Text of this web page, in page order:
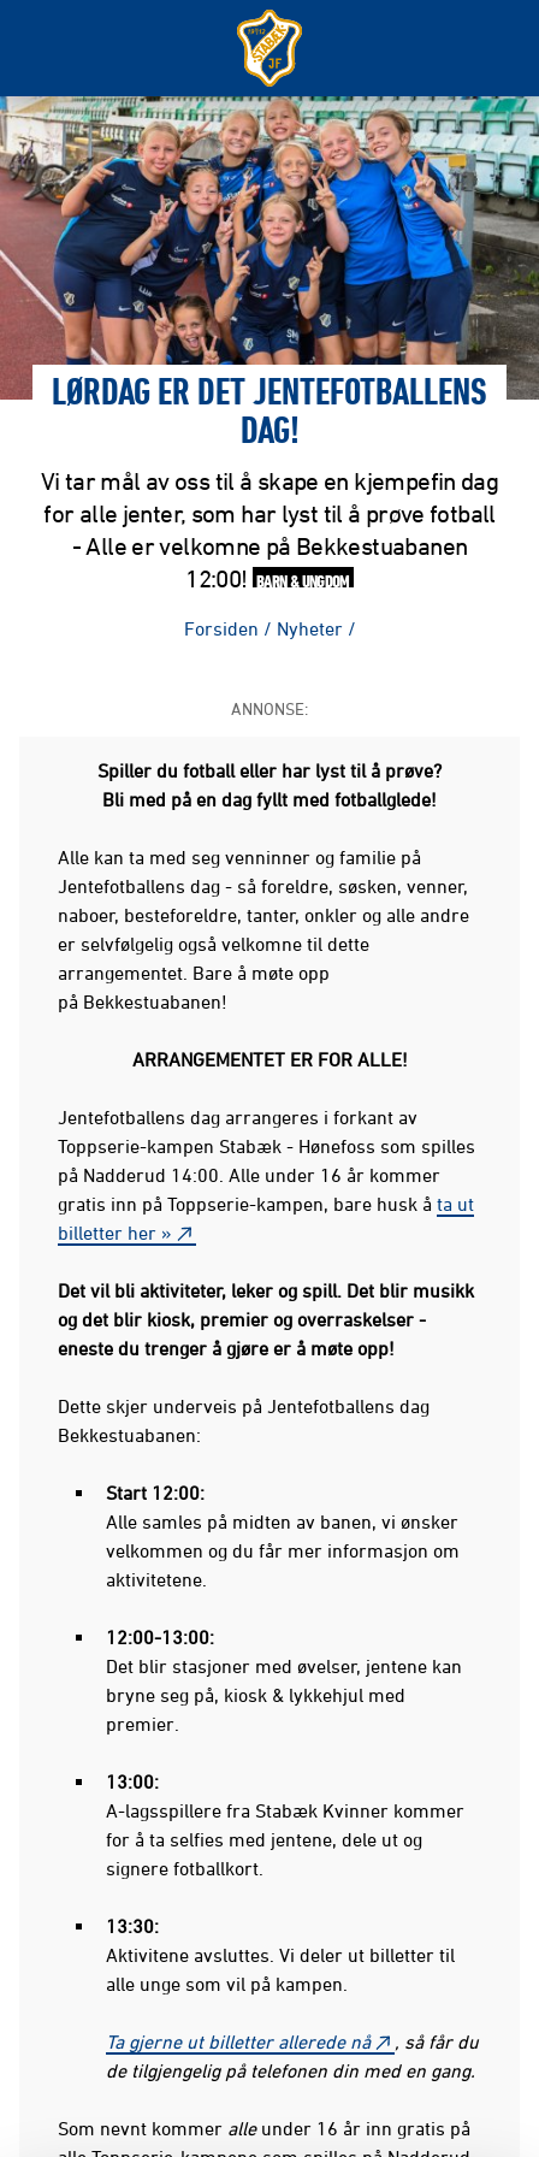
LØRDAG ER DET JENTEFOTBALLENS
DAG!
Vi tar mål av oss til å skape en kjempefin dag
for alle jenter, som har lyst til å prøve fotball
- Alle er velkomne på Bekkestuabanen
12:00! BARN & UNGDOM
Forsiden / Nyheter /
ANNONSE:
Spiller du fotball eller har lyst til å prøve?
Bli med på en dag fyllt med fotballglede!
Alle kan ta med seg venninner og familie på
Jentefotballens dag - så foreldre, søsken, venner,
naboer, besteforeldre, tanter, onkler og alle andre
er selvfølgelig også velkomne til dette
arrangementet. Bare å møte opp
på Bekkestuabanen!
ARRANGEMENTET ER FOR ALLE!
Jentefotballens dag arrangeres i forkant av
Toppserie-kampen Stabæk - Hønefoss som spilles
på Nadderud 14:00. Alle under 16 år kommer
gratis inn på Toppserie-kampen, bare husk å ta ut
billetter her »
Det vil bli aktiviteter, leker og spill. Det blir musikk
og det blir kiosk, premier og overraskelser -
eneste du trenger å gjøre er å møte opp!
Dette skjer underveis på Jentefotballens dag
Bekkestuabanen:
Start 12:00:
Alle samles på midten av banen, vi ønsker
velkommen og du får mer informasjon om
aktivitetene.
12:00-13:00:
Det blir stasjoner med øvelser, jentene kan
bryne seg på, kiosk & lykkehjul med
premier.
13:00:
A-lagsspillere fra Stabæk Kvinner kommer
for å ta selfies med jentene, dele ut og
signere fotballkort.
13:30:
Aktivitene avsluttes. Vi deler ut billetter til
alle unge som vil på kampen.
Ta gjerne ut billetter allerede nå
, så får du
de tilgjengelig på telefonen din med en gang.
Som nevnt kommer alleunder 16 år inn gratis på